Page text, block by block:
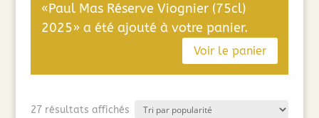
«Paul Mas Réserve Viognier (75cl)
2025» a été ajouté à votre panier.
Voir le panier
27 résultats affichésTrié